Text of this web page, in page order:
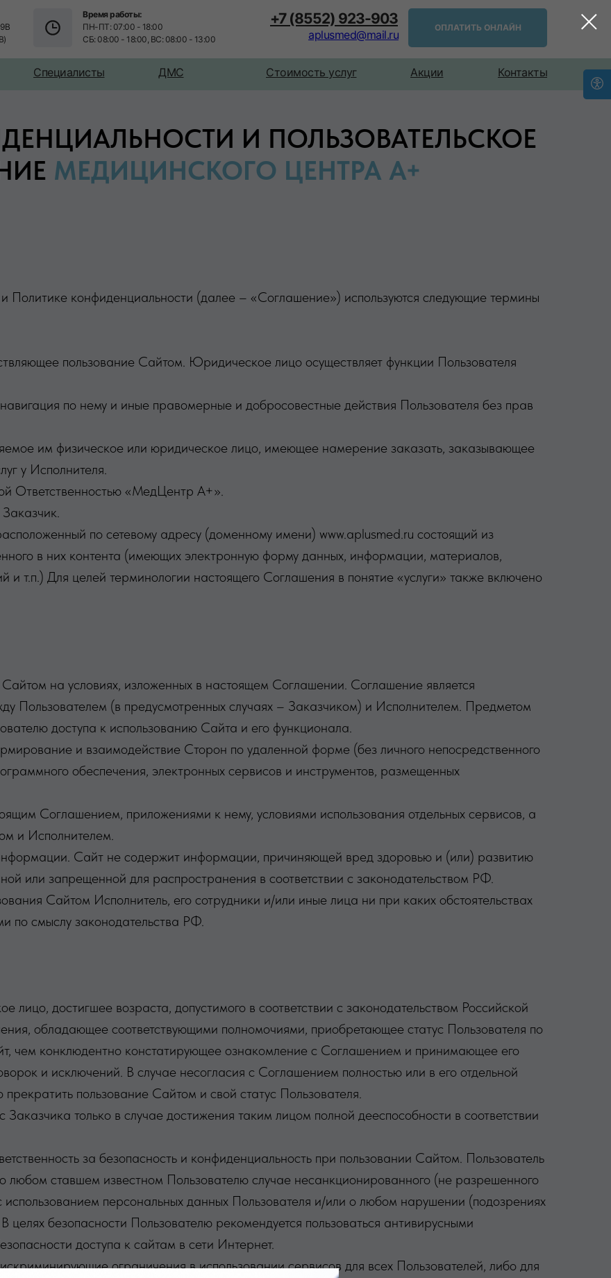
+7 (8552) 923-903
Время работы:
ПН-ПТ: 07:00 - 18:00
СБ: 08:00 - 18:00, ВС: 08:00 - 13:00
aplusmed@mail.ru
ОПЛАТИТЬ ОНЛАЙН
Контакты
Акции
Стоимость услуг
ДМС
Специалисты
И ПОЛЬЗОВАТЕЛЬСКОЕ
МЕДИЦИНСКОГО ЦЕНТРА А+
Политике конфиденциальности (далее – «Соглашение») используются следующие термины
пользование Сайтом. Юридическое лицо осуществляет функции Пользователя
по нему и иные правомерные и добросовестные действия Пользователя без прав
им физическое или юридическое лицо, имеющее намерение заказать, заказывающее
у Исполнителя.
Ответственностью «МедЦентр А+».
по сетевому адресу (доменному имени) www.aplusmed.ru состоящий из
в них контента (имеющих электронную форму данных, информации, материалов,
т.п.) Для целей терминологии настоящего Соглашения в понятие «услуги» также включено
Сайтом на условиях, изложенных в настоящем Соглашении. Соглашение является
Пользователем (в предусмотренных случаях – Заказчиком) и Исполнителем. Предметом
доступа к использованию Сайта и его функционала.
и взаимодействие Сторон по удаленной форме (без личного непосредственного
обеспечения, электронных сервисов и инструментов, размещенных
Соглашением, приложениями к нему, условиями использования отдельных сервисов, а
и Исполнителем.
Сайт не содержит информации, причиняющей вред здоровью и (или) развитию
или запрещенной для распространения в соответствии с законодательством РФ.
Сайтом Исполнитель, его сотрудники и/или иные лица ни при каких обстоятельствах
по смыслу законодательства РФ.
лицо, достигшее возраста, допустимого в соответствии с законодательством Российской
обладающее соответствующими полномочиями, приобретающее статус Пользователя по
чем конклюдентно констатирующее ознакомление с Соглашением и принимающее его
и исключений. В случае несогласия с Соглашением полностью или в его отдельной
пользование Сайтом и свой статус Пользователя.
только в случае достижения таким лицом полной дееспособности в соответствии
за безопасность и конфиденциальность при пользовании Сайтом. Пользователь
любом ставшем известном Пользователю случае несанкционированного (не разрешенного
персональных данных Пользователя и/или о любом нарушении (подозрениях
безопасности Пользователю рекомендуется пользоваться антивирусными
доступа к сайтам в сети Интернет.
ограничения в использовании сервисов для всех Пользователей, либо для